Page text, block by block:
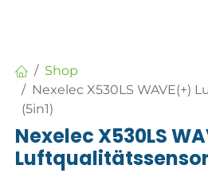
Shop
Nexelec X530LS WAVE(+)
(5in1)
Nexelec X530LS